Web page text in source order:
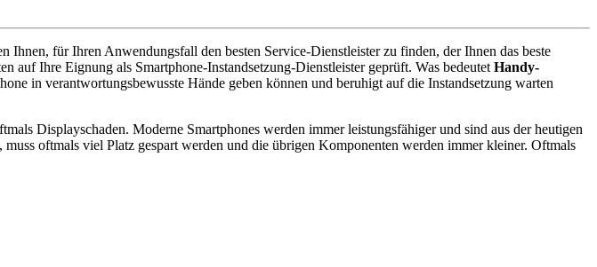
Ihnen, für Ihren Anwendungsfall den besten Service-Dienstleister zu finden, der Ihnen das beste
auf Ihre Eignung als Smartphone-Instandsetzung-Dienstleister geprüft. Was bedeutet Handy-
in verantwortungsbewusste Hände geben können und beruhigt auf die Instandsetzung warten
Displayschaden. Moderne Smartphones werden immer leistungsfähiger und sind aus der heutigen
oftmals viel Platz gespart werden und die übrigen Komponenten werden immer kleiner. Oftmals